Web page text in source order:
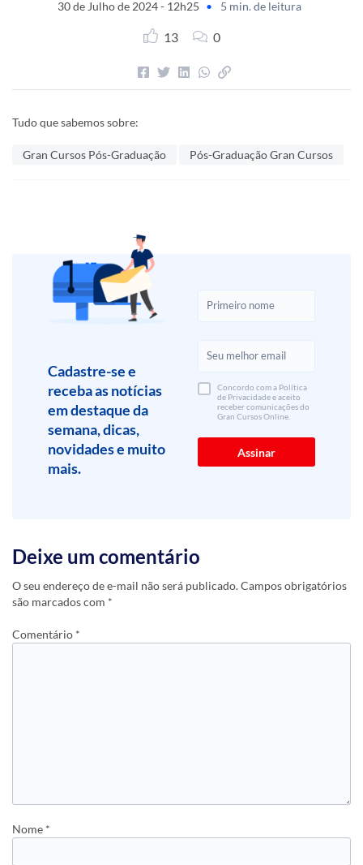
30 de Julho de 2024 - 12h25 • 5 min. de leitura
13 0
Tudo que sabemos sobre:
Gran Cursos Pós-Graduação Pós-Graduação Gran Cursos
Cadastre-se e
receba as notícias
em destaque da
semana, dicas,
novidades e muito
mais.
Concordo com a Política
de Privacidade e aceito
receber comunicações do
Gran Cursos Online.
Deixe um comentário
O seu endereço de e-mail não será publicado.Campos obrigatórios
são marcados com *
Comentário *
Nome *